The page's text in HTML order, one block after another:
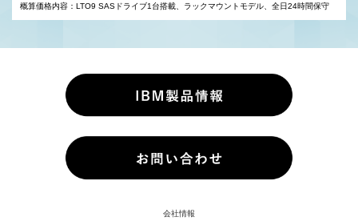
概算価格内容：LTO9 SASドライブ1台搭載、ラックマウントモデル、全日24時間保守
会社情報